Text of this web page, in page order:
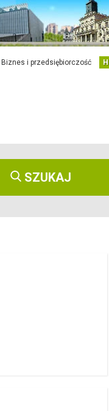
Biznes i przedsiębiorczość H
SZUKAJ